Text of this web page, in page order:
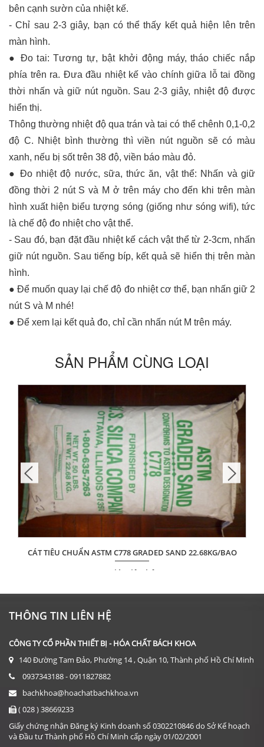
bên cạnh sườn của nhiệt kế.
- Chỉ sau 2-3 giây, bạn có thể thấy kết quả hiện lên trên
màn hình.
● Đo tai: Tương tự, bật khởi động máy, tháo chiếc nắp
phía trên ra. Đưa đầu nhiệt kế vào chính giữa lỗ tai đồng
thời nhấn và giữ nút nguồn. Sau 2-3 giây, nhiệt độ được
hiển thị.
Thông thường nhiệt độ qua trán và tai có thể chênh 0,1-0,2
độ C. Nhiệt bình thường thì viền nút nguồn sẽ có màu
xanh, nếu bị sốt trên 38 độ, viền báo màu đỏ.
● Đo nhiệt độ nước, sữa, thức ăn, vật thể: Nhấn và giữ
đồng thời 2 nút S và M ở trên máy cho đến khi trên màn
hình xuất hiện biểu tượng sóng (giống như sóng wifi), tức
là chế độ đo nhiệt cho vật thể.
- Sau đó, bạn đặt đầu nhiệt kế cách vật thể từ 2-3cm, nhấn
giữ nút nguồn. Sau tiếng bíp, kết quả sẽ hiển thị trên màn
hình.
● Để muốn quay lại chế độ đo nhiệt cơ thể, bạn nhấn giữ 2
nút S và M nhé!
● Để xem lại kết quả đo, chỉ cần nhấn nút M trên máy.
SẢN PHẨM CÙNG LOẠI
CÁT TIÊU CHUẨN ASTM C778 GRADED SAND 22.68KG/BAO
Giá: Liên hệ
ĐẶT HÀNG
THÔNG TIN LIÊN HỆ
CÔNG TY CỔ PHẦN THIẾT BỊ - HÓA CHẤT BÁCH KHOA
140 Đường Tam Đảo, Phường 14 , Quận 10, Thành phố Hồ Chí Minh
0937343188 - 0911827882
bachkhoa@hoachatbachkhoa.vn
( 028 ) 38669233
Giấy chứng nhận Đăng ký Kinh doanh số 0302210846 do Sở Kế hoạch
và Đầu tư Thành phố Hồ Chí Minh cấp ngày 01/02/2001